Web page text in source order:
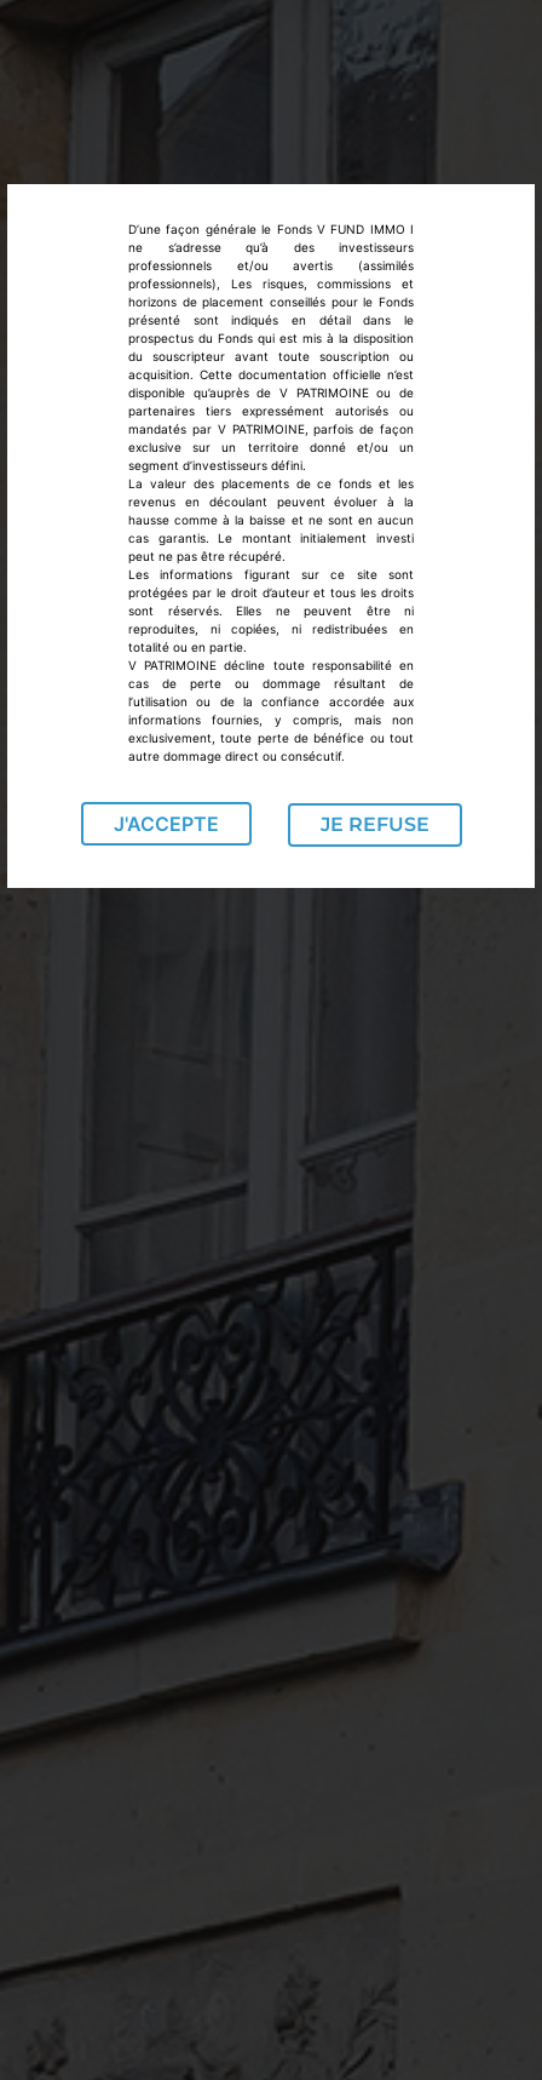
D’une façon générale le Fonds V FUND IMMO I
ne s’adresse qu’à des investisseurs
professionnels et/ou avertis (assimilés
professionnels), Les risques, commissions et
horizons de placement conseillés pour le Fonds
présenté sont indiqués en détail dans le
prospectus du Fonds qui est mis à la disposition
du souscripteur avant toute souscription ou
acquisition. Cette documentation officielle n’est
disponible qu’auprès de V PATRIMOINE ou de
partenaires tiers expressément autorisés ou
mandatés par V PATRIMOINE, parfois de façon
exclusive sur un territoire donné et/ou un
segment d’investisseurs défini.
La valeur des placements de ce fonds et les
revenus en découlant peuvent évoluer à la
hausse comme à la baisse et ne sont en aucun
cas garantis. Le montant initialement investi
peut ne pas être récupéré.
Les informations figurant sur ce site sont
protégées par le droit d’auteur et tous les droits
sont réservés. Elles ne peuvent être ni
reproduites, ni copiées, ni redistribuées en
totalité ou en partie.
V PATRIMOINE décline toute responsabilité en
cas de perte ou dommage résultant de
l’utilisation ou de la confiance accordée aux
informations fournies, y compris, mais non
exclusivement, toute perte de bénéfice ou tout
autre dommage direct ou consécutif.
J'ACCEPTE JE REFUSE